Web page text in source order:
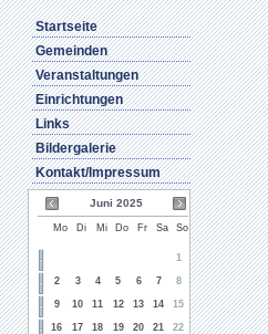
Startseite
Gemeinden
Veranstaltungen
Einrichtungen
Links
Bildergalerie
Kontakt/Impressum
Juni 2025
Mo Di Mi Do Fr Sa So
1
2 3 4 5 6 7 8
9 10 11 12 13 14 15
16 17 18 19 20 21 22